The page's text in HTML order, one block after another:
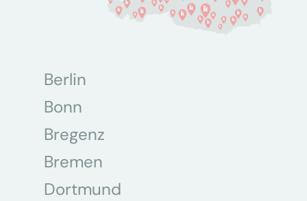
Berlin
Bonn
Bregenz
Bremen
Dortmund